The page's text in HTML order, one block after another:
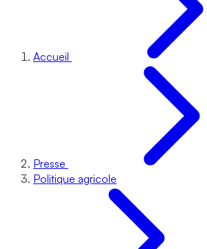
Accueil
Presse
Politique agricole